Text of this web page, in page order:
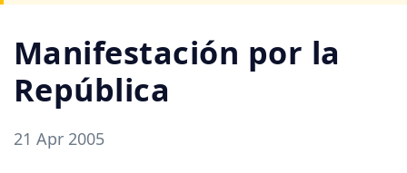
Manifestación por la
República
21 Apr 2005